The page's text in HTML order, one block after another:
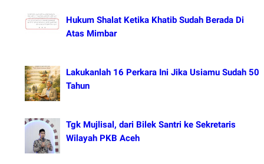
Hukum Shalat Ketika Khatib Sudah Berada Di
Atas Mimbar
Lakukanlah 16 Perkara Ini Jika Usiamu Sudah 50
Tahun
Tgk Mujlisal, dari Bilek Santri ke Sekretaris
Wilayah PKB Aceh